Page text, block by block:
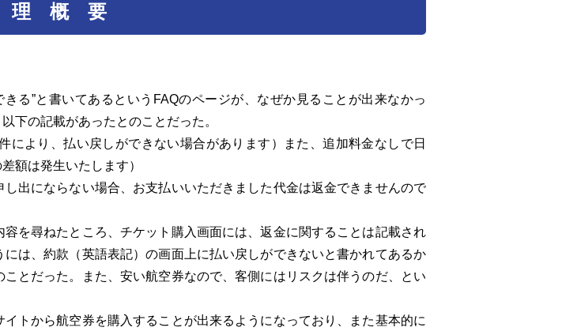
概 要
る”と書いてあるというFAQのページが、なぜか見ることが出来なかっ
下の記載があったとのことだった。
により、払い戻しができない場合があります）また、追加料金なしで日
額は発生いたします）
出にならない場合、お支払いいただきました代金は返金できませんので
を尋ねたところ、チケット購入画面には、返金に関することは記載され
は、約款（英語表記）の画面上に払い戻しができないと書かれてあるか
とだった。また、安い航空券なので、客側にはリスクは伴うのだ、とい
トから航空券を購入することが出来るようになっており、また基本的に